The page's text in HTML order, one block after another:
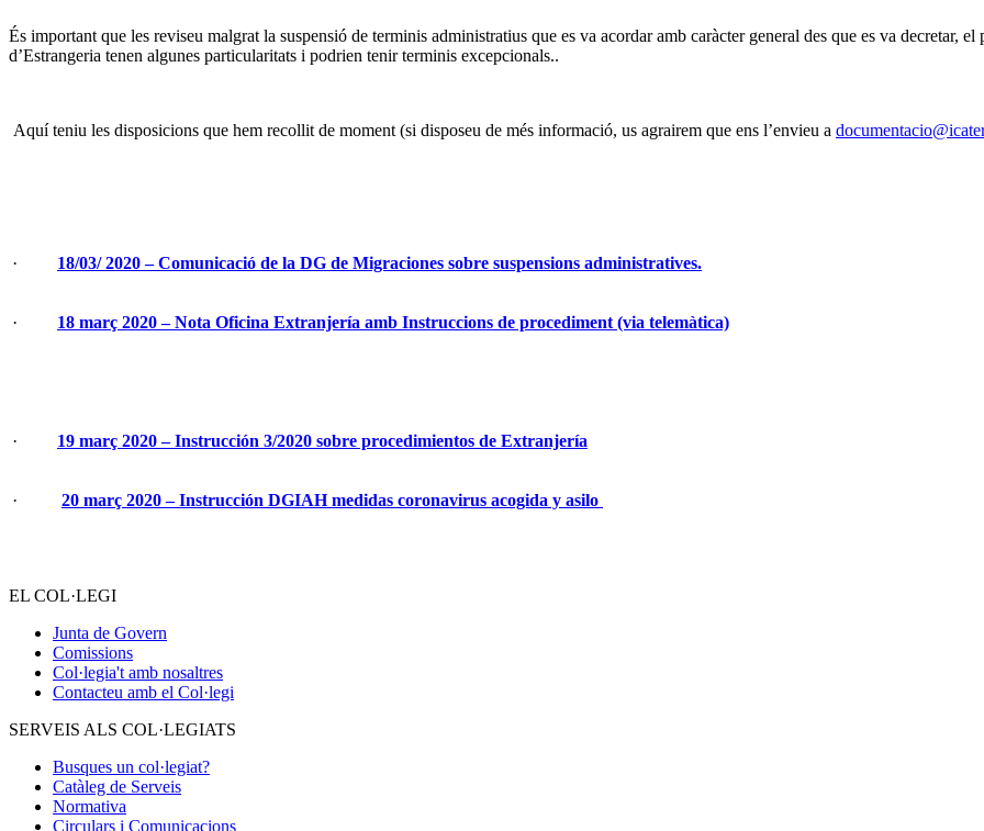
És important que les reviseu malgrat la suspensió de terminis administratius que es va acordar amb caràcter general des que es va decretar,
d’Estrangeria tenen algunes particularitats i podrien tenir terminis excepcionals..
Aquí teniu les disposicions que hem recollit de moment (si disposeu de més informació, us agrairem que ens l’envieu a
· 18/03/ 2020 – Comunicació de la DG de Migraciones sobre suspensions administratives.
· 18 març 2020 – Nota Oficina Extranjería amb Instruccions de procediment (via telemàtica)
· 19 març 2020 – Instrucción 3/2020 sobre procedimientos de Extranjería
· 20 març 2020 – Instrucción DGIAH medidas coronavirus acogida y asilo
EL COL·LEGI
Junta de Govern
Comissions
Col·legia't amb nosaltres
Contacteu amb el Col·legi
SERVEIS ALS COL·LEGIATS
Busques un col·legiat?
Catàleg de Serveis
Normativa
Circulars i Comunicacions